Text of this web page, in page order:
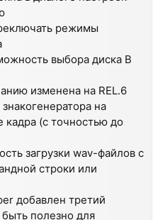
режимы
выбора диска B
изменена на REL.6
на
(с точностью до
загрузки wav-файлов с
строки или
добавлен третий
полезно для